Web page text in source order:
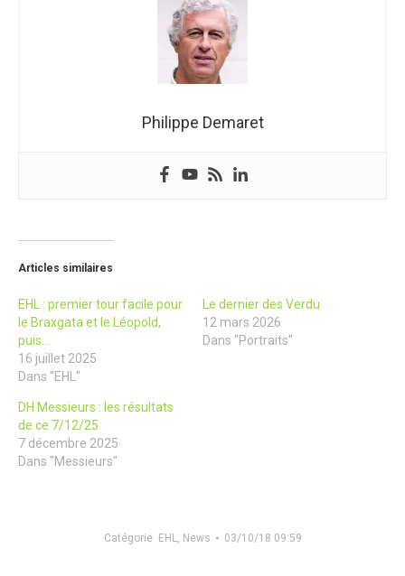
Philippe Demaret
Articles similaires
EHL : premier tour facile pour
le Braxgata et le Léopold,
puis…
16 juillet 2025
Dans "EHL"
Le dernier des Verdu
12 mars 2026
Dans "Portraits"
DH Messieurs : les résultats
de ce 7/12/25
7 décembre 2025
Dans "Messieurs"
Catégorie EHL, News 03/10/18 09:59